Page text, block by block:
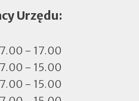
w
zakładce
Urzędu:
7.00 - 17.00
7.00 - 15.00
7.00 - 15.00